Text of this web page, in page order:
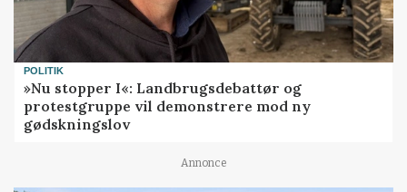
POLITIK
»Nu stopper I«: Landbrugsdebattør og
protestgruppe vil demonstrere mod ny
gødskningslov
Annonce